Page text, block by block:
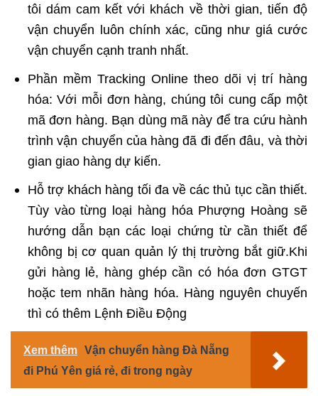
tôi dám cam kết với khách về thời gian, tiến độ
vận chuyển luôn chính xác, cũng như giá cước
vận chuyển cạnh tranh nhất.
Phần mềm Tracking Online theo dõi vị trí hàng
hóa: Với mỗi đơn hàng, chúng tôi cung cấp một
mã đơn hàng. Bạn dùng mã này để tra cứu hành
trình vận chuyển của hàng đã đi đến đâu, và thời
gian giao hàng dự kiến.
Hỗ trợ khách hàng tối đa về các thủ tục cần thiết.
Tùy vào từng loại hàng hóa Phượng Hoàng sẽ
hướng dẫn bạn các loại chứng từ cần thiết để
không bị cơ quan quản lý thị trường bắt giữ.Khi
gửi hàng lẻ, hàng ghép cần có hóa đơn GTGT
hoặc tem nhãn hàng hóa. Hàng nguyên chuyến
thì có thêm Lệnh Điều Động
Xem thêm Vận chuyển hàng Đà Nẵng
đi Phú Yên giá rẻ, đi trong ngày